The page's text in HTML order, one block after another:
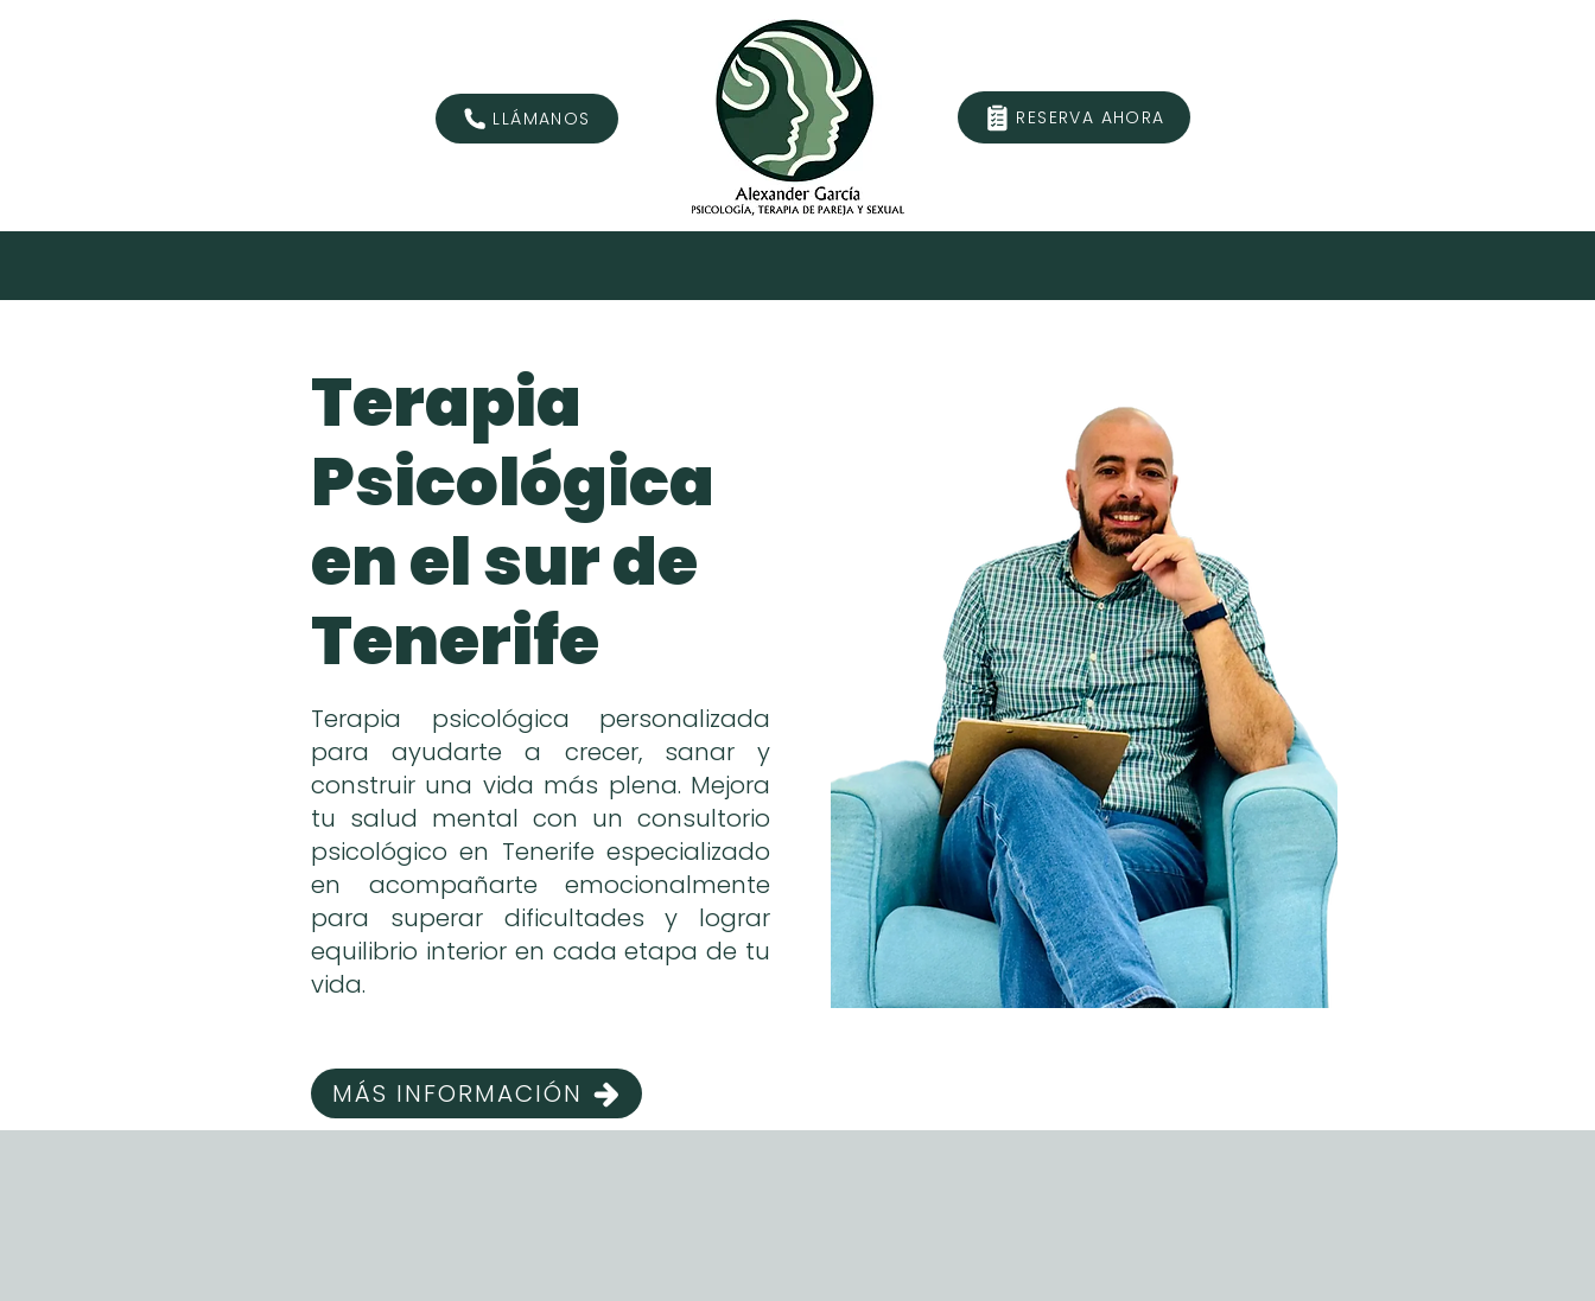
LLÁMANOS RESERVA AHORA
Terapia
Psicológica
en el sur de
Tenerife
Terapia psicológica personalizada
para ayudarte a crecer, sanar y
construir una vida más plena. Mejora
tu salud mental con un consultorio
psicológico en Tenerife especializado
en acompañarte emocionalmente
para superar dificultades y lograr
equilibrio interior en cada etapa de tu
vida.
MÁS INFORMACIÓN